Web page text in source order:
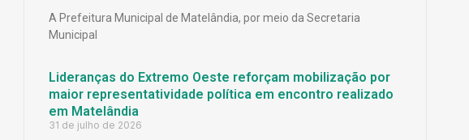
A Prefeitura Municipal de Matelândia, por meio da Secretaria
Municipal
Lideranças do Extremo Oeste reforçam mobilização por
maior representatividade política em encontro realizado
em Matelândia
31 de julho de 2026